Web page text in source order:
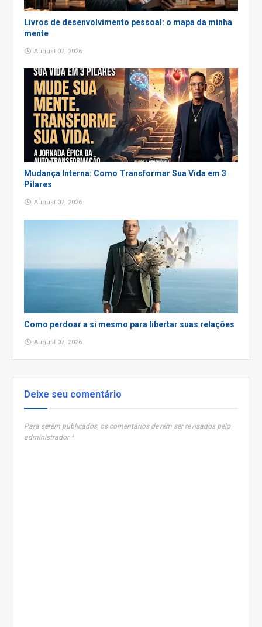
Livros de desenvolvimento pessoal: o mapa da minha
mente
August 07, 2026
Mudança Interna: Como Transformar Sua Vida em 3
Pilares
August 07, 2026
Como perdoar a si mesmo para libertar suas relações
August 07, 2026
Deixe seu comentário
Para serem publicados, os comentários devem ser revisados pelo
administrador *